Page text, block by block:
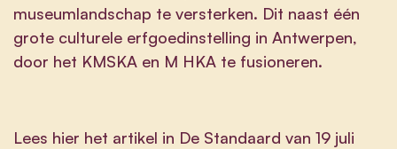
museumlandschap te versterken. Dit naast één
grote culturele erfgoedinstelling in Antwerpen,
door het KMSKA en M HKA te fusioneren.
Lees hier het artikel in De Standaard van 19 juli